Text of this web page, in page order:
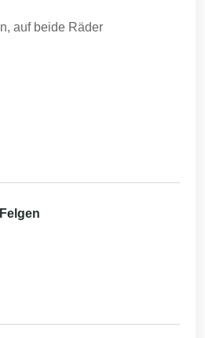
auf beide Räder